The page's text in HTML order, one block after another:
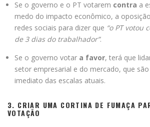
Se o governo e o PT votarem contra a
medo do impacto econômico, a
redes sociais para dizer que “o PT votou
de 3 dias do trabalhador”.
Se o governo votar a favor, terá que
setor empresarial e do mercado, que
imediato das escalas atuais.
3. CRIAR UMA CORTINA DE FUMAÇA
VOTAÇÃO